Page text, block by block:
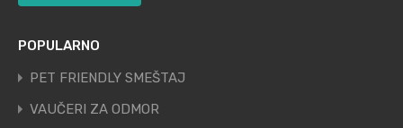
POPULARNO
PET FRIENDLY SMEŠTAJ
VAUČERI ZA ODMOR